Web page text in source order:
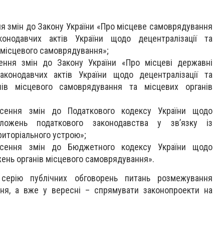
змін до Закону України «Про місцеве самоврядування
актів України щодо децентралізації та
самоврядування»;
змін до Закону України «Про місцеві державні
актів України щодо децентралізації та
місцевого самоврядування та місцевих органів
змін до Податкового кодексу України щодо
податкового законодавства у зв’язку із
устрою»;
змін до Бюджетного кодексу України щодо
органів місцевого самоврядування».
публічних обговорень питань розмежування
а вже у вересні – спрямувати законопроекти на